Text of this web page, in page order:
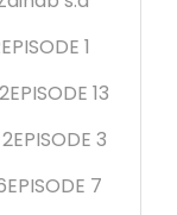
EPISODE 1
EPISODE 13
EPISODE 3
EPISODE 7